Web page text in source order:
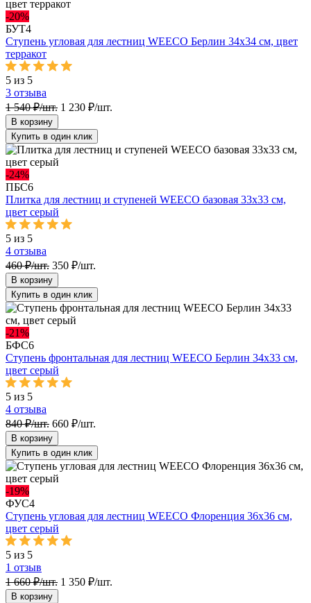
-20%
БУТ4
Ступень угловая для лестниц WEECO Берлин 34х34 см, цвет
терракот
5 из 5
3 отзыва
1 540 ₽/шт. 1 230 ₽/шт.
В корзину
Купить в один клик
-24%
ПБС6
Плитка для лестниц и ступеней WEECO базовая 33х33 см,
цвет серый
5 из 5
4 отзыва
460 ₽/шт. 350 ₽/шт.
В корзину
Купить в один клик
-21%
БФС6
Ступень фронтальная для лестниц WEECO Берлин 34х33 cм,
цвет серый
5 из 5
4 отзыва
840 ₽/шт. 660 ₽/шт.
В корзину
Купить в один клик
-19%
ФУС4
Ступень угловая для лестниц WEECO Флоренция 36х36 см,
цвет серый
5 из 5
1 отзыв
1 660 ₽/шт. 1 350 ₽/шт.
В корзину